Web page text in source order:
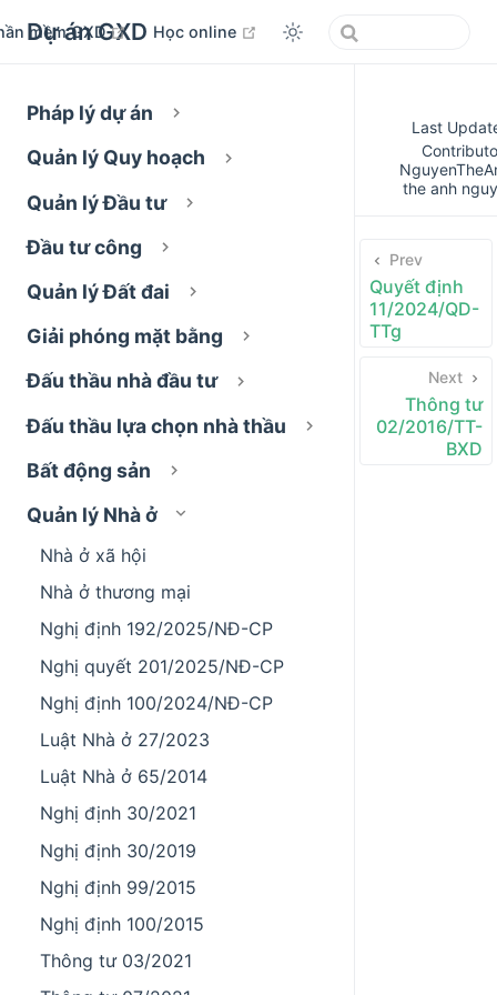
Dự án GXD
mềm GXD open in new window
Học online open in new window
Pháp lý dự án
Quản lý Quy hoạch
Quản lý Đầu tư
Đầu tư công
Quản lý Đất đai
Giải phóng mặt bằng
Đấu thầu nhà đầu tư
Đấu thầu lựa chọn nhà thầu
Bất động sản
Quản lý Nhà ở
Nhà ở xã hội
Nhà ở thương mại
Nghị định 192/2025/NĐ-CP
Nghị quyết 201/2025/NĐ-CP
Nghị định 100/2024/NĐ-CP
Luật Nhà ở 27/2023
Luật Nhà ở 65/2014
Nghị định 30/2021
Nghị định 30/2019
Nghị định 99/2015
Nghị định 100/2015
Thông tư 03/2021
Last
the anh
Prev
Quyết định
11/2024/QD-
TTg
Next
Thông tư
02/2016/TT-
BXD